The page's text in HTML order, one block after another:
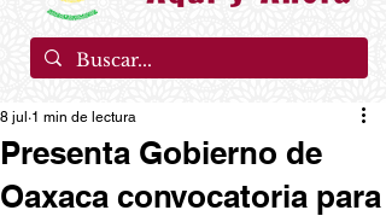
Presenta Gobierno de
Oaxaca convocatoria para
8 jul 1 min de lectura